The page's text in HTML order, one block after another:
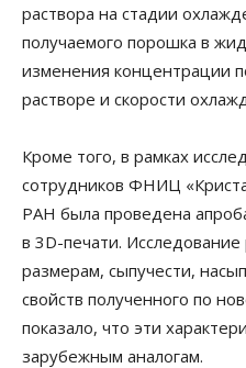
раствора на стадии
получаемого порошка в
изменения концентрации
растворе и скорости
Кроме того, в рамках
сотрудников ФНИЦ
РАН была проведена
в 3D-печати.
размерам, сыпучести,
свойств полученного по
показало, что эти
зарубежным аналогам.